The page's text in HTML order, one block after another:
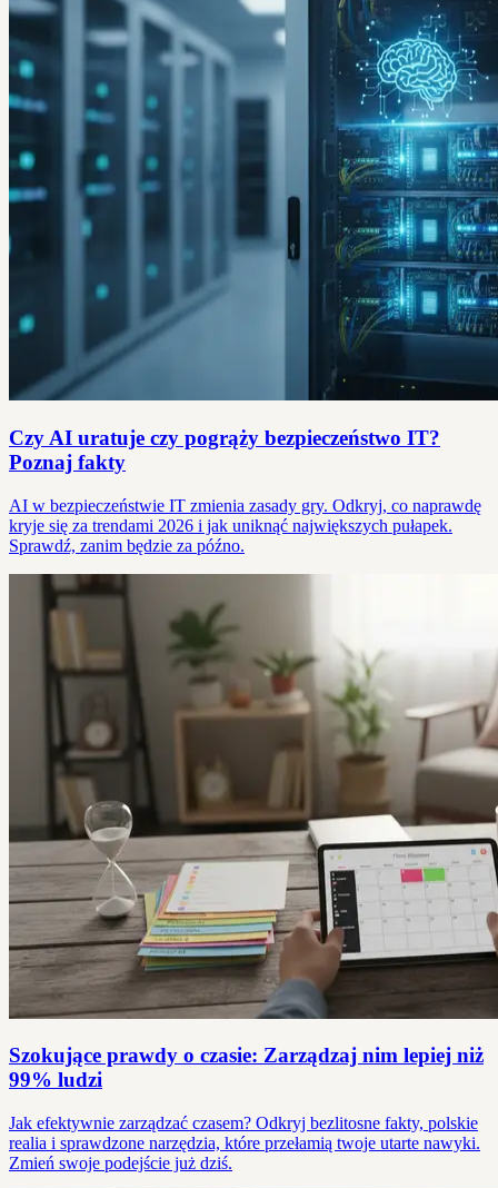
Czy AI uratuje czy pogrąży bezpieczeństwo IT?
Poznaj fakty
AI w bezpieczeństwie IT zmienia zasady gry. Odkryj, co naprawdę
kryje się za trendami 2026 i jak uniknąć największych pułapek.
Sprawdź, zanim będzie za późno.
Szokujące prawdy o czasie: Zarządzaj nim lepiej niż
99% ludzi
Jak efektywnie zarządzać czasem? Odkryj bezlitosne fakty, polskie
realia i sprawdzone narzędzia, które przełamią twoje utarte nawyki.
Zmień swoje podejście już dziś.